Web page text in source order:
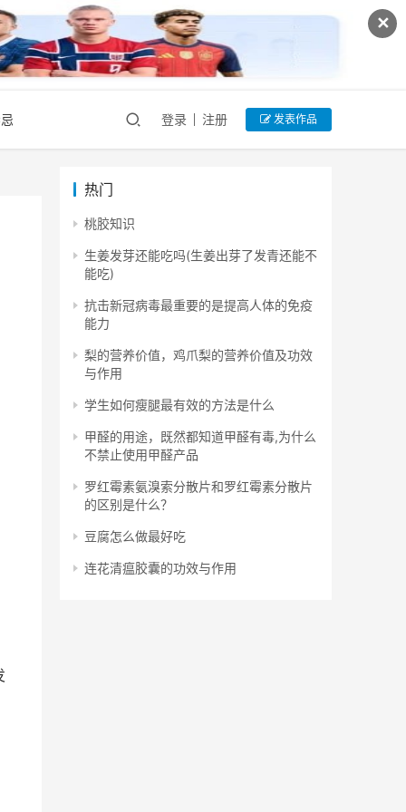
✕
登录 注册 发表作品
热门
桃胶知识
生姜发芽还能吃吗(生姜出芽了发青还能不
能吃)
抗击新冠病毒最重要的是提高人体的免疫
能力
梨的营养价值，鸡爪梨的营养价值及功效
与作用
学生如何瘦腿最有效的方法是什么
甲醛的用途，既然都知道甲醛有毒,为什么
不禁止使用甲醛产品
罗红霉素氨溴索分散片和罗红霉素分散片
的区别是什么？
豆腐怎么做最好吃
连花清瘟胶囊的功效与作用